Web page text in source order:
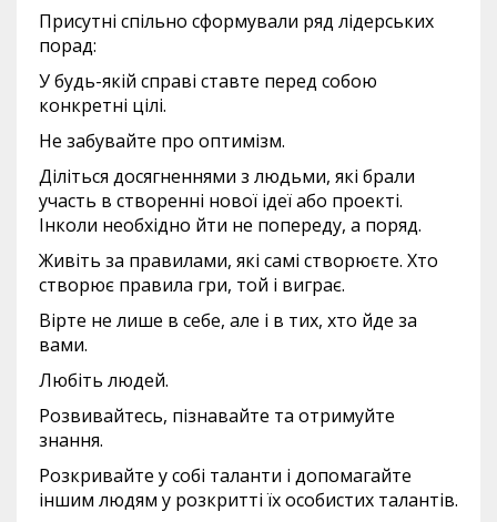
Присутні спільно сформували ряд лідерських
порад:
У будь-якій справі ставте перед собою
конкретні цілі.
Не забувайте про оптимізм.
Діліться досягненнями з людьми, які брали
участь в створенні нової ідеї або проекті.
Інколи необхідно йти не попереду, а поряд.
Живіть за правилами, які самі створюєте. Хто
створює правила гри, той і виграє.
Вірте не лише в себе, але і в тих, хто йде за
вами.
Любіть людей.
Розвивайтесь, пізнавайте та отримуйте
знання.
Розкривайте у собі таланти і допомагайте
іншим людям у розкритті їх особистих талантів.